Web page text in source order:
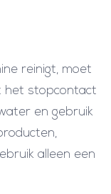
reinigt, moet
het stopcontact
en gebruik
alleen een